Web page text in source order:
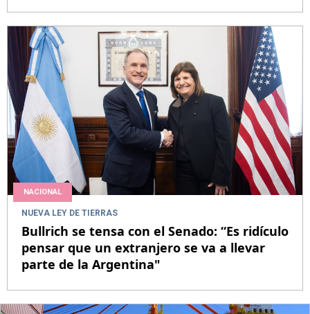
NACIONAL
NUEVA LEY DE TIERRAS
Bullrich se tensa con el Senado: “Es ridículo
pensar que un extranjero se va a llevar
parte de la Argentina"